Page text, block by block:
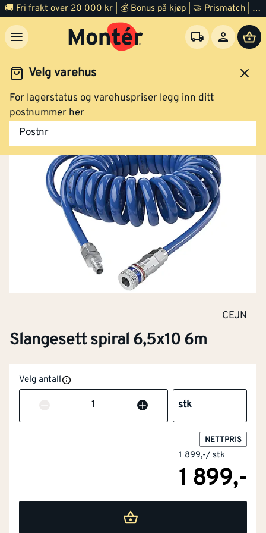
🚚 Fri frakt over 20 000 kr | 💰 Bonus på kjøp | 🤝 Prismatch | ⭐ 100% fornøyd garanti | 🏪 140 byggevarehus
Velg varehus
For lagerstatus og varehuspriser legg inn ditt
postnummer her
Postnr
Verktøy Kompressor og spikerpistol
CEJN
Slangesett spiral 6,5x10 6m
Velg antall
Antall stk
NETTPRIS
1 899,-/ stk
1 899,-
Artikkelnummer
Slangesett spiral 6,5x10 6m . Ferdigmontert